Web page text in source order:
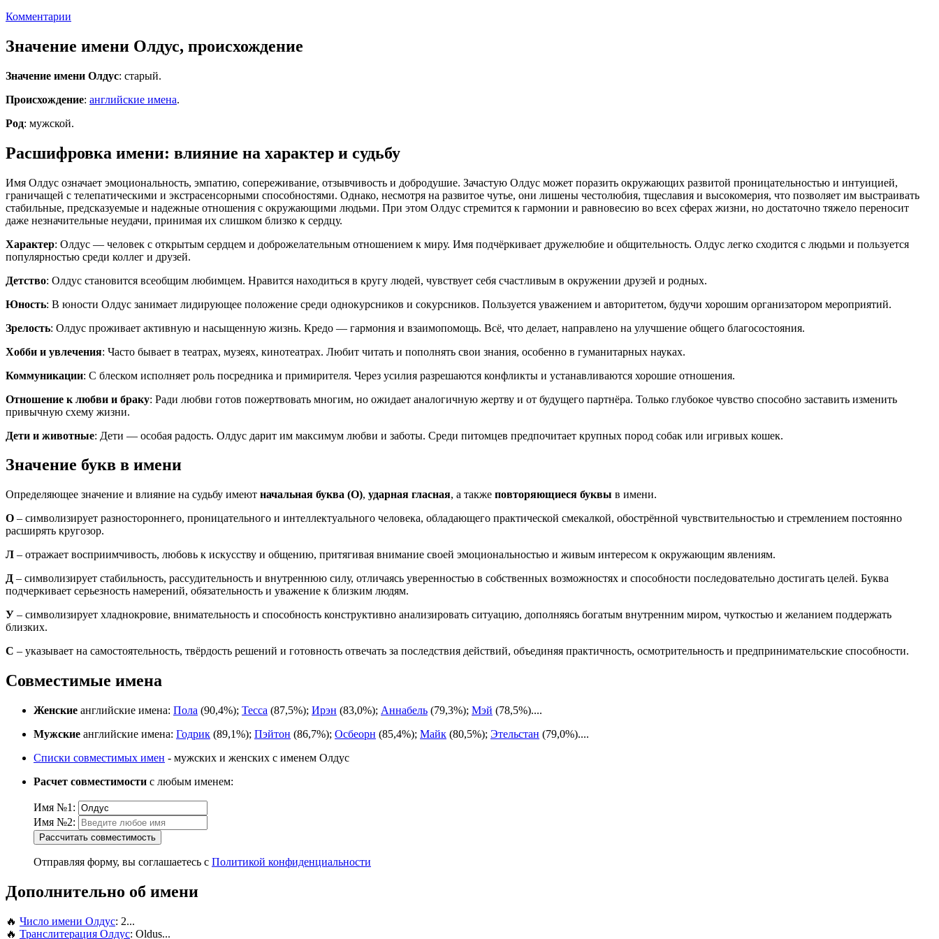
Комментарии
Значение имени Олдус, происхождение
Значение имени Олдус: старый.
Происхождение: английские имена.
Род: мужской.
Расшифровка имени: влияние на характер и судьбу
Имя Олдус означает эмоциональность, эмпатию, сопереживание, отзывчивость и добродушие. Зачастую Олдус может поразить окружающих развитой проницательностью и интуицией,
граничащей с телепатическими и экстрасенсорными способностями. Однако, несмотря на развитое чутье, они лишены честолюбия, тщеславия и высокомерия, что позволяет им выстраивать
стабильные, предсказуемые и надежные отношения с окружающими людьми. При этом Олдус стремится к гармонии и равновесию во всех сферах жизни, но достаточно тяжело переносит
даже незначительные неудачи, принимая их слишком близко к сердцу.
Характер: Олдус — человек с открытым сердцем и доброжелательным отношением к миру. Имя подчёркивает дружелюбие и общительность. Олдус легко сходится с людьми и пользуется
популярностью среди коллег и друзей.
Детство: Олдус становится всеобщим любимцем. Нравится находиться в кругу людей, чувствует себя счастливым в окружении друзей и родных.
Юность: В юности Олдус занимает лидирующее положение среди однокурсников и сокурсников. Пользуется уважением и авторитетом, будучи хорошим организатором мероприятий.
Зрелость: Олдус проживает активную и насыщенную жизнь. Кредо — гармония и взаимопомощь. Всё, что делает, направлено на улучшение общего благосостояния.
Хобби и увлечения: Часто бывает в театрах, музеях, кинотеатрах. Любит читать и пополнять свои знания, особенно в гуманитарных науках.
Коммуникации: С блеском исполняет роль посредника и примирителя. Через усилия разрешаются конфликты и устанавливаются хорошие отношения.
Отношение к любви и браку: Ради любви готов пожертвовать многим, но ожидает аналогичную жертву и от будущего партнёра. Только глубокое чувство способно заставить изменить
привычную схему жизни.
Дети и животные: Дети — особая радость. Олдус дарит им максимум любви и заботы. Среди питомцев предпочитает крупных пород собак или игривых кошек.
Значение букв в имени
Определяющее значение и влияние на судьбу имеют начальная буква (О), ударная гласная, а также повторяющиеся буквы в имени.
О – символизирует разностороннего, проницательного и интеллектуального человека, обладающего практической смекалкой, обострённой чувствительностью и стремлением постоянно
расширять кругозор.
Л – отражает восприимчивость, любовь к искусству и общению, притягивая внимание своей эмоциональностью и живым интересом к окружающим явлениям.
Д – символизирует стабильность, рассудительность и внутреннюю силу, отличаясь уверенностью в собственных возможностях и способности последовательно достигать целей. Буква
подчеркивает серьезность намерений, обязательность и уважение к близким людям.
У – символизирует хладнокровие, внимательность и способность конструктивно анализировать ситуацию, дополняясь богатым внутренним миром, чуткостью и желанием поддержать
близких.
С – указывает на самостоятельность, твёрдость решений и готовность отвечать за последствия действий, объединяя практичность, осмотрительность и предпринимательские способности.
Совместимые имена
Женские английские имена: Пола (90,4%); Тесса (87,5%); Ирэн (83,0%); Аннабель (79,3%); Мэй (78,5%)....
Мужские английские имена: Годрик (89,1%); Пэйтон (86,7%); Осбеорн (85,4%); Майк (80,5%); Этельстан (79,0%)....
Списки совместимых имен - мужских и женских с именем Олдус
Расчет совместимости с любым именем:
Имя №1:
Имя №2:
Рассчитать совместимость
Отправляя форму, вы соглашаетесь с Политикой конфиденциальности
Дополнительно об имени
🔥 Число имени Олдус: 2...
🔥 Транслитерация Олдус: Oldus...